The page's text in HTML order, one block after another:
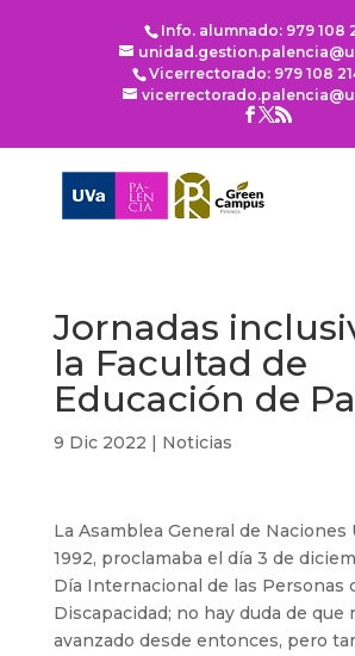
Info. alumnado: 979 108
Vicerrectorado: 979 108
Jornadas
la Facultad de
Educación de
9 Dic 2022 | Noticias
La Asamblea General de Naciones
1992, proclamaba el día 3 de
Día Internacional de las Personas
Discapacidad; no hay duda de que
avanzado desde entonces, pero